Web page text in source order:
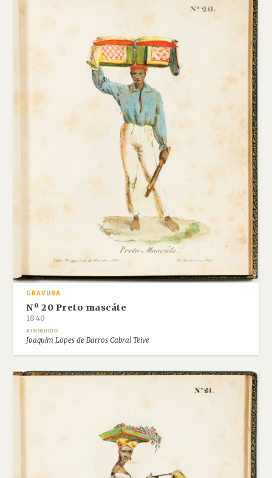
GRAVURA
Nº 20 Preto mascáte
1840
ATRIBUÍDO
Joaquim Lopes de Barros Cabral Teive